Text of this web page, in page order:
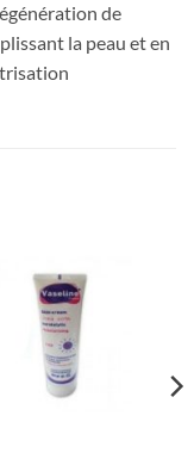
de
la peau et en